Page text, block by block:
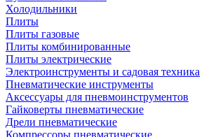
Холодильники
Плиты
Плиты газовые
Плиты комбинированные
Плиты электрические
Электроинструменты и садовая техника
Пневматические инструменты
Аксессуары для пневмоинструментов
Гайковерты пневматические
Дрели пневматические
Компрессоры пневматические